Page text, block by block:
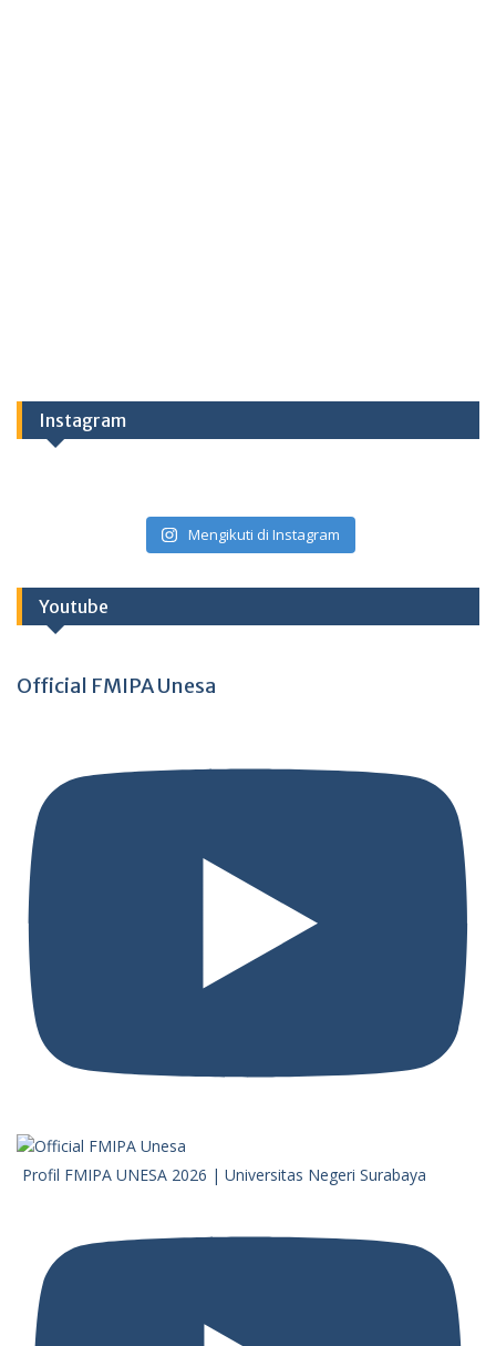
Instagram
Mengikuti di Instagram
Youtube
Official FMIPA Unesa
Profil FMIPA UNESA 2026 | Universitas Negeri Surabaya